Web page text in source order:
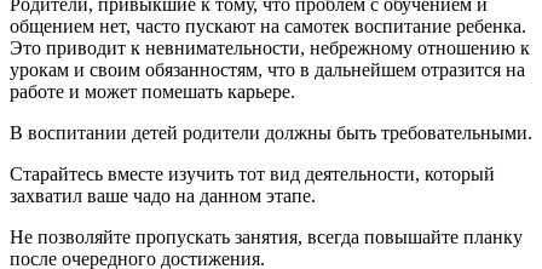
Родители, привыкшие к тому, что проблем с обучением и
общением нет, часто пускают на самотек воспитание ребенка.
Это приводит к невнимательности, небрежному отношению к
урокам и своим обязанностям, что в дальнейшем отразится на
работе и может помешать карьере.
В воспитании детей родители должны быть требовательными.
Старайтесь вместе изучить тот вид деятельности, который
захватил ваше чадо на данном этапе.
Не позволяйте пропускать занятия, всегда повышайте планку
после очередного достижения.